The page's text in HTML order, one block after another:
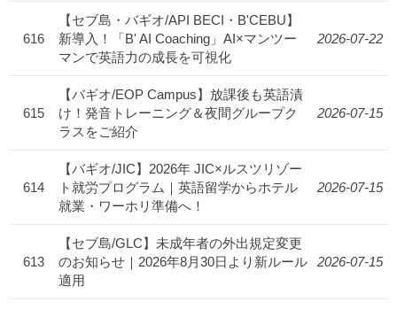
616
【セブ島・バギオ/API BECI・B'CEBU】
新導入！「B' AI Coaching」AI×マンツー
マンで英語力の成長を可視化
2026-07-22
615
【バギオ/EOP Campus】放課後も英語漬
け！発音トレーニング＆夜間グループク
ラスをご紹介
2026-07-15
614
【バギオ/JIC】2026年 JIC×ルスツリゾー
ト就労プログラム｜英語留学からホテル
就業・ワーホリ準備へ！
2026-07-15
613
【セブ島/GLC】未成年者の外出規定変更
のお知らせ｜2026年8月30日より新ルール
適用
2026-07-15